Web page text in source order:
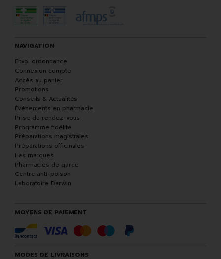
NAVIGATION
Envoi ordonnance
Connexion compte
Accès au panier
Promotions
Conseils & Actualités
Événements en pharmacie
Prise de rendez-vous
Programme fidélité
Préparations magistrales
Préparations officinales
Les marques
Pharmacies de garde
Centre anti-poison
Laboratoire Darwin
MOYENS DE PAIEMENT
MODES DE LIVRAISONS